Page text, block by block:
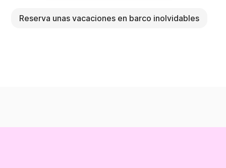
Reserva unas vacaciones en barco inolvidables